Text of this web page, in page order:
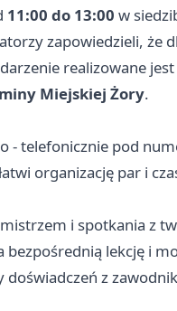
11:00 do 13:00 w
zapowiedzieli, że
realizowane
Miejskiej Żory.
- telefonicznie pod
organizację par i
i spotkania z
bezpośrednią lekcję i
z